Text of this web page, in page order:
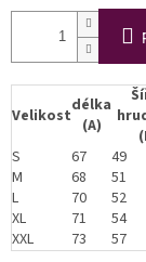
Velikostdélka
(A)
S
67 49
M
68 51
L
70 52
XL
71 54
XXL
73 57